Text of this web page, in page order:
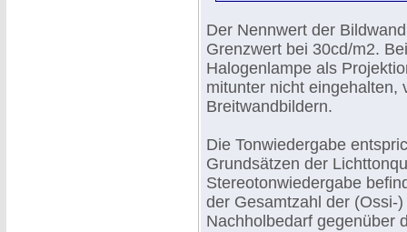
Der Nennwert der
Grenzwert bei 30cd/m2.
Halogenlampe als
mitunter nicht eingehalten,
Breitwandbildern.
Die Tonwiedergabe
Grundsätzen der
Stereotonwiedergabe
der Gesamtzahl der (Ossi-
Nachholbedarf gegenüber